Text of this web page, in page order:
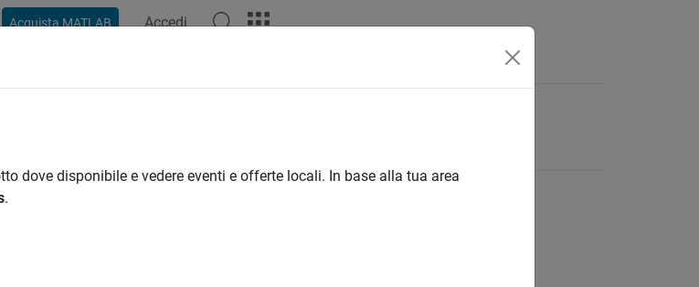
Acquista MATLAB Accedi
dove disponibile e vedere eventi e offerte locali. In base alla tua area
.